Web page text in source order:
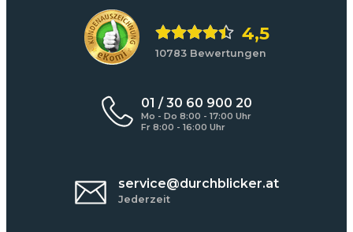
4,5
10783 Bewertungen
01 / 30 60 900 20
Mo - Do 8:00 - 17:00 Uhr
Fr 8:00 - 16:00 Uhr
service@durchblicker.at
Jederzeit